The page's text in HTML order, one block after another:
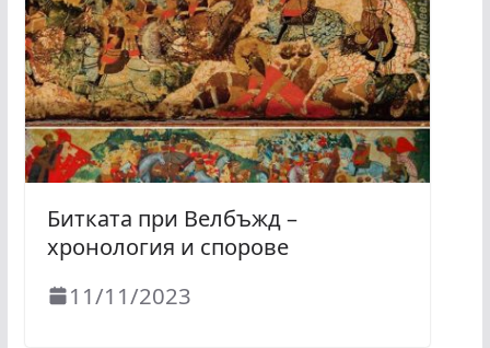
Битката при Велбъжд –
хронология и спорове
11/11/2023